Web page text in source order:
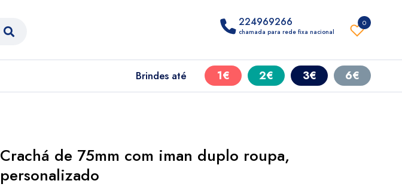
0
224969266
chamada para rede fixa nacional
Brindes até 1€ 2€ 3€ 6€
Crachá de 75mm com iman duplo roupa,
personalizado